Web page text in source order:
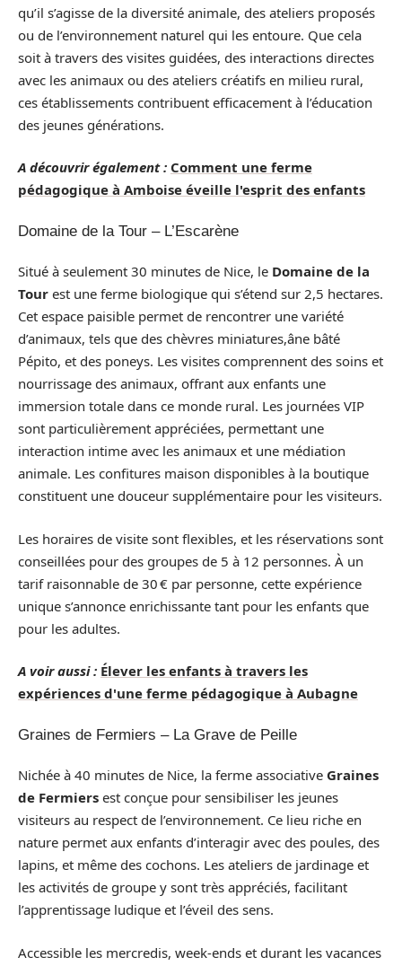
qu’il s’agisse de la diversité animale, des ateliers proposés
ou de l’environnement naturel qui les entoure. Que cela
soit à travers des visites guidées, des interactions directes
avec les animaux ou des ateliers créatifs en milieu rural,
ces établissements contribuent efficacement à l’éducation
des jeunes générations.
A découvrir également : Comment une ferme
pédagogique à Amboise éveille l'esprit des enfants
Domaine de la Tour – L’Escarène
Situé à seulement 30 minutes de Nice, le Domaine de la
Tour est une ferme biologique qui s’étend sur 2,5 hectares.
Cet espace paisible permet de rencontrer une variété
d’animaux, tels que des chèvres miniatures,âne bâté
Pépito, et des poneys. Les visites comprennent des soins et
nourrissage des animaux, offrant aux enfants une
immersion totale dans ce monde rural. Les journées VIP
sont particulièrement appréciées, permettant une
interaction intime avec les animaux et une médiation
animale. Les confitures maison disponibles à la boutique
constituent une douceur supplémentaire pour les visiteurs.
Les horaires de visite sont flexibles, et les réservations sont
conseillées pour des groupes de 5 à 12 personnes. À un
tarif raisonnable de 30 € par personne, cette expérience
unique s’annonce enrichissante tant pour les enfants que
pour les adultes.
A voir aussi : Élever les enfants à travers les
expériences d'une ferme pédagogique à Aubagne
Graines de Fermiers – La Grave de Peille
Nichée à 40 minutes de Nice, la ferme associative Graines
de Fermiers est conçue pour sensibiliser les jeunes
visiteurs au respect de l’environnement. Ce lieu riche en
nature permet aux enfants d’interagir avec des poules, des
lapins, et même des cochons. Les ateliers de jardinage et
les activités de groupe y sont très appréciés, facilitant
l’apprentissage ludique et l’éveil des sens.
Accessible les mercredis, week-ends et durant les vacances